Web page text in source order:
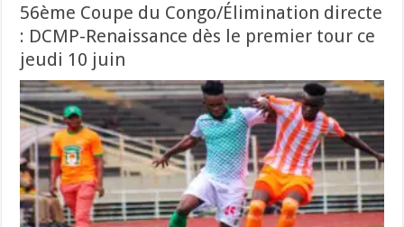
56ème Coupe du Congo/Élimination directe
: DCMP-Renaissance dès le premier tour ce
jeudi 10 juin